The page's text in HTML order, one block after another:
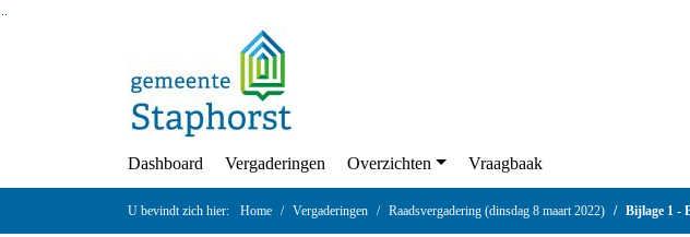
Ga naar de inhoud van deze pagina
Dashboard Vergaderingen Overzichten Vraagbaak
U bevindt zich hier: Home Vergaderingen Raadsvergadering (dinsdag 8 maart 2022)